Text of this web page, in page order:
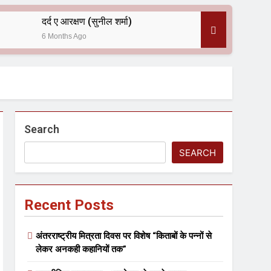
दर्द ए आरक्षण (सुनील शर्मा)
6 Months Ago
Search
SEARCH
Recent Posts
अंतरराष्ट्रीय मित्रता दिवस पर विशेष “किताबों के पन्नों से
लेकर अनकही कहानियों तक”